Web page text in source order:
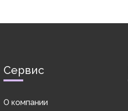
Сервис
О компании